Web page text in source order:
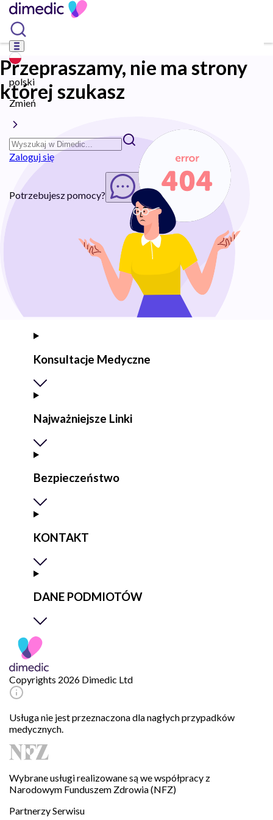
polski
Zmień
Zaloguj się
Potrzebujesz pomocy? Rozpocznij chat
Przepraszamy, nie ma strony
której szukasz
Konsultacje Medyczne
Najważniejsze Linki
Bezpieczeństwo
KONTAKT
DANE PODMIOTÓW
Copyrights 2026 Dimedic Ltd
Usługa nie jest przeznaczona dla nagłych przypadków
medycznych.
Wybrane usługi realizowane są we współpracy z
Narodowym Funduszem Zdrowia (NFZ)
Partnerzy Serwisu